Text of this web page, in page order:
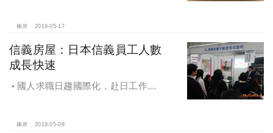
兩岸 2019-05-17
信義房屋：日本信義員工人數
成長快速
國人求職日趨國際化，赴日工作者
兩岸 2019-05-09